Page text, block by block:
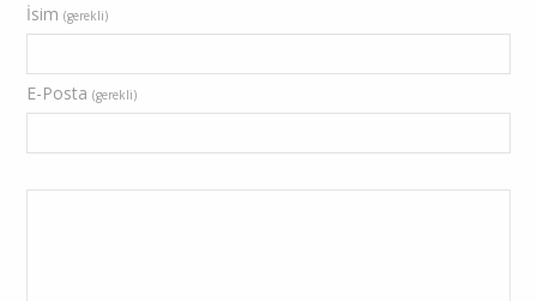
İsim (gerekli)
E-Posta (gerekli)